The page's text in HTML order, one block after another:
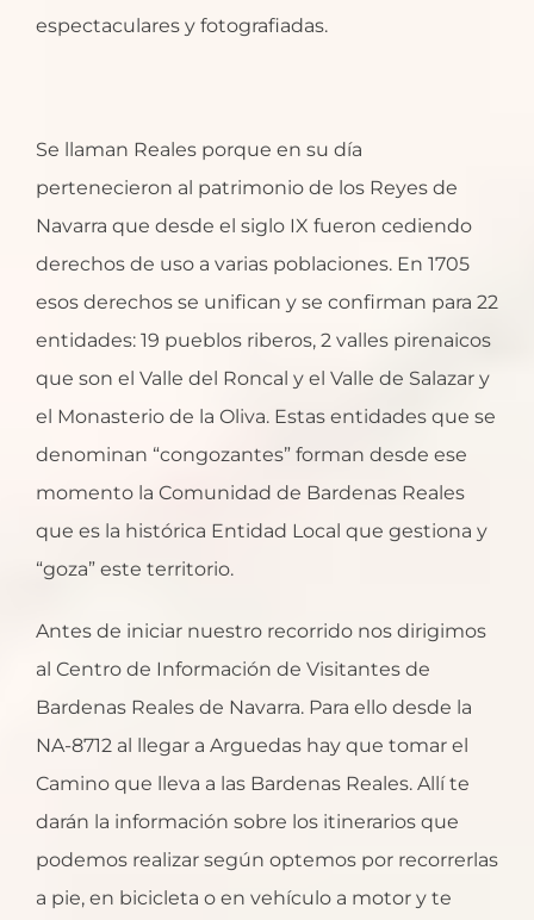
espectaculares y fotografiadas.
Se llaman Reales porque en su día
pertenecieron al patrimonio de los Reyes de
Navarra que desde el siglo IX fueron cediendo
derechos de uso a varias poblaciones. En 1705
esos derechos se unifican y se confirman para 22
entidades: 19 pueblos riberos, 2 valles pirenaicos
que son el Valle del Roncal y el Valle de Salazar y
el Monasterio de la Oliva. Estas entidades que se
denominan “congozantes” forman desde ese
momento la Comunidad de Bardenas Reales
que es la histórica Entidad Local que gestiona y
“goza” este territorio.
Antes de iniciar nuestro recorrido nos dirigimos
al Centro de Información de Visitantes de
Bardenas Reales de Navarra. Para ello desde la
NA-8712 al llegar a Arguedas hay que tomar el
Camino que lleva a las Bardenas Reales. Allí te
darán la información sobre los itinerarios que
podemos realizar según optemos por recorrerlas
a pie, en bicicleta o en vehículo a motor y te